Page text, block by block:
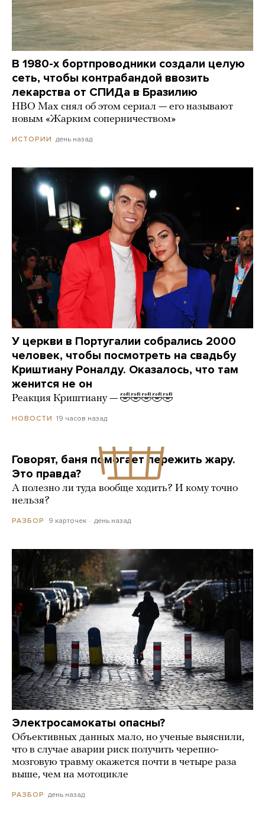
В 1980-х бортпроводники создали целую
сеть, чтобы контрабандой ввозить
лекарства от СПИДа в Бразилию
HBO Max снял об этом сериал — его называют
новым «Жарким соперничеством»
ИСТОРИИ день назад
У церкви в Португалии собрались 2000
человек, чтобы посмотреть на свадьбу
Криштиану Роналду. Оказалось, что там
женится не он
Реакция Криштиану — 🤣🤣🤣🤣🤣
НОВОСТИ 19 часов назад
Говорят, баня помогает пережить жару.
Это правда?
А полезно ли туда вообще ходить? И кому точно
нельзя?
РАЗБОР 9 карточек день назад
Электросамокаты опасны?
Объективных данных мало, но ученые выяснили,
что в случае аварии риск получить черепно-
мозговую травму окажется почти в четыре раза
выше, чем на мотоцикле
РАЗБОР день назад